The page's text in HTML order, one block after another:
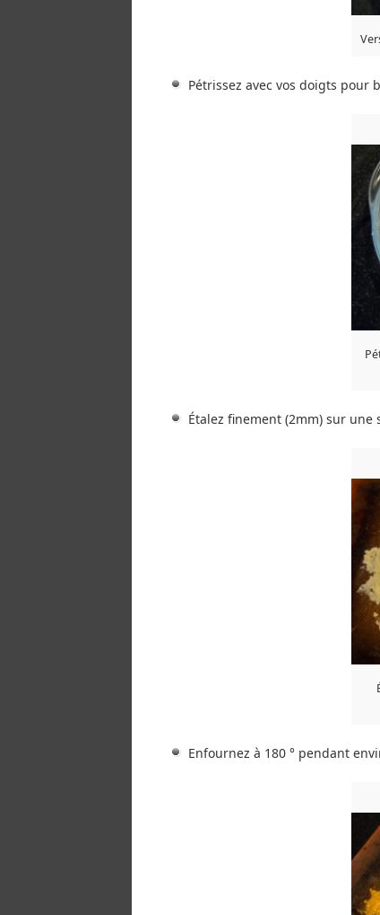
Pétrissez avec vos doigts pour
Étalez finement (2mm) sur une
Enfournez à 180 ° pendant